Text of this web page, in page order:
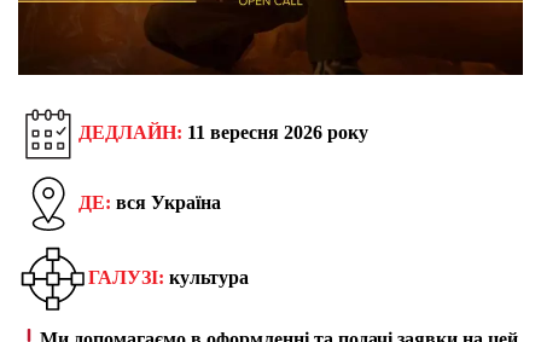
ДЕДЛАЙН: 11 вересня 2026 року
ДЕ: вся Україна
ГАЛУЗІ: культура